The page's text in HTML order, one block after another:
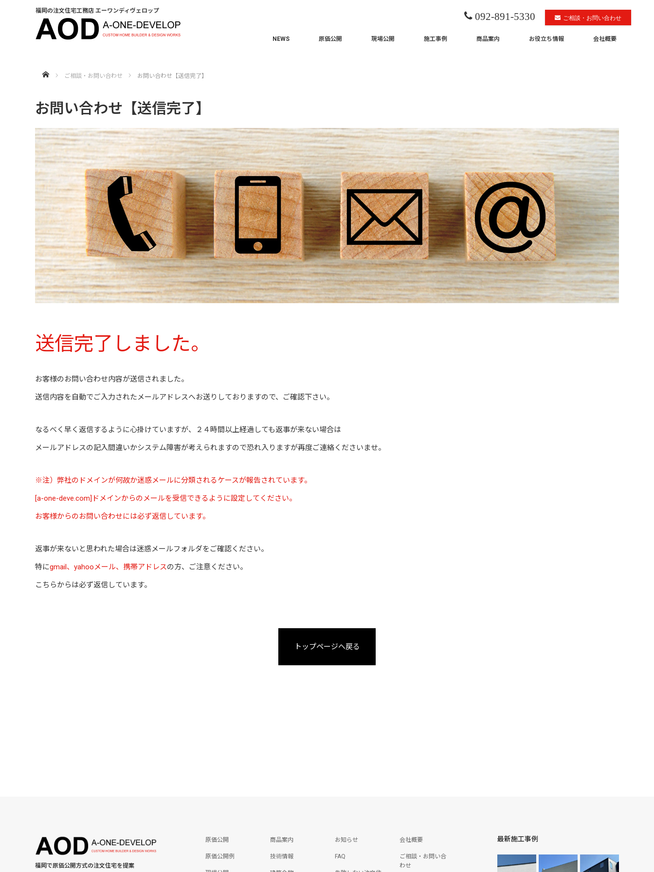
福岡の注文住宅工務店 エーワンディヴェロップ 092-891-5330 ご相談・お問い合わせ
NEWS 原価公開 現場公開 施工事例 商品案内 お役立ち情報 会社概要
HOMEご相談・お問い合わせ お問い合わせ【送信完了】
お問い合わせ【送信完了】
送信完了しました。
お客様のお問い合わせ内容が送信されました。
送信内容を自動でご入力されたメールアドレスへお送りしておりますので、ご確認下さい。
なるべく早く返信するように心掛けていますが、２４時間以上経過しても返事が来ない場合は
メールアドレスの記入間違いかシステム障害が考えられますので恐れ入りますが再度ご連絡くださいませ。
※注）弊社のドメインが何故か迷惑メールに分類されるケースが報告されています。
[a-one-deve.com]ドメインからのメールを受信できるように設定してください。
お客様からのお問い合わせには必ず返信しています。
返事が来ないと思われた場合は迷惑メールフォルダをご確認ください。
特にgmail、yahooメール、携帯アドレスの方、ご注意ください。
こちらからは必ず返信しています。
トップページへ戻る
原価公開
原価公開例
商品案内
技術情報
お知らせ
FAQ
会社概要
ご相談・お問い合
わせ
最新施工事例
福岡で原価公開方式の注文住宅を提案